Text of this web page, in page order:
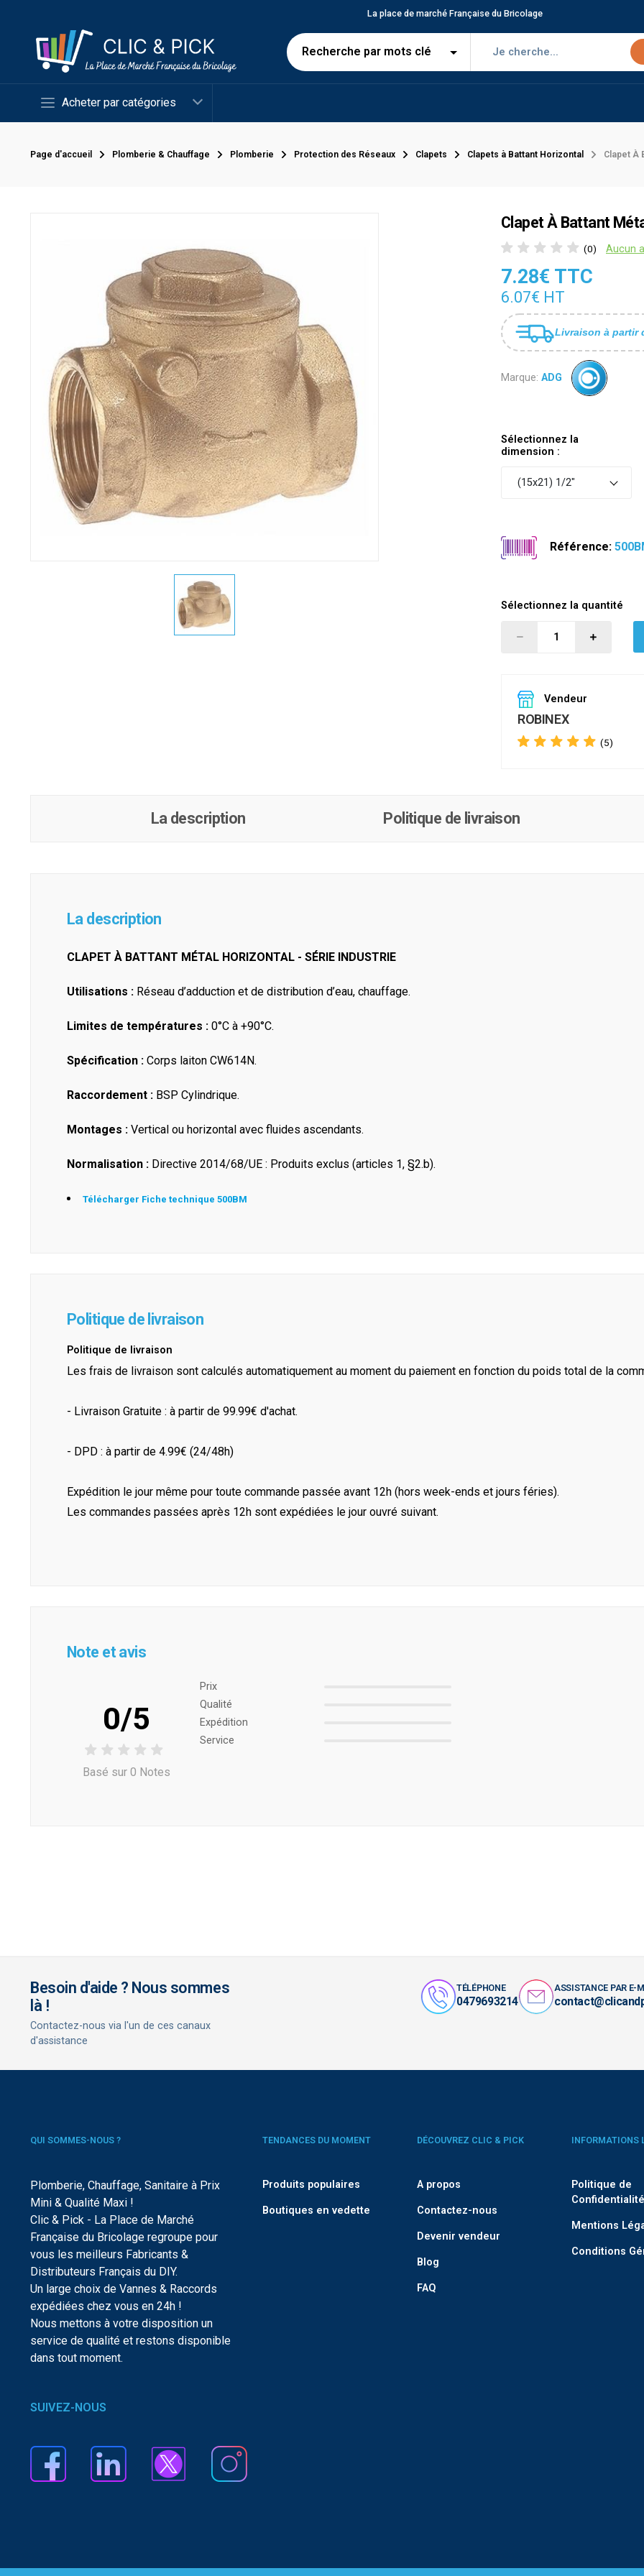
La place de marché Française du Bricolage
Acheter par catégories
Page d'accueil Plomberie & Chauffage Plomberie Protection des Réseaux Clapets Clapets à Battant Horizontal Clapet À
Clapet À Battant
(0) Aucun
7.28€ TTC
6.07€ HT
Livraison à partir
Marque: ADG
Sélectionnez la
dimension :
(15x21) 1/2"
Référence:
Sélectionnez la quantité
Vendeur
ROBINEX
(5)
La description Politique de livraison
La description
CLAPET À BATTANT MÉTAL HORIZONTAL - SÉRIE INDUSTRIE
Utilisations : Réseau d’adduction et de distribution d’eau, chauffage.
Limites de températures : 0°C à +90°C.
Spécification : Corps laiton CW614N.
Raccordement : BSP Cylindrique.
Montages : Vertical ou horizontal avec fluides ascendants.
Normalisation : Directive 2014/68/UE : Produits exclus (articles 1, §2.b).
Télécharger Fiche technique 500BM
Politique de livraison
Politique de livraison
Les frais de livraison sont calculés automatiquement au moment du paiement en fonction du poids total de la
- Livraison Gratuite : à partir de 99.99€ d'achat.
- DPD : à partir de 4.99€ (24/48h)
Expédition le jour même pour toute commande passée avant 12h (hors week-ends et jours féries).
Les commandes passées après 12h sont expédiées le jour ouvré suivant.
Note et avis
0/5
Basé sur 0 Notes
Prix ​​
Qualité
Expédition
Service
Besoin d'aide ? Nous sommes
là !
Contactez-nous via l'un de ces canaux
d'assistance
TÉLÉPHONE
0479693214
ASSISTANCE PAR E-
QUI SOMMES-NOUS ?
Plomberie, Chauffage, Sanitaire à Prix
Mini & Qualité Maxi !
Clic & Pick - La Place de Marché
Française du Bricolage regroupe pour
vous les meilleurs Fabricants &
Distributeurs Français du DIY.
Un large choix de Vannes & Raccords
expédiées chez vous en 24h !
Nous mettons à votre disposition un
service de qualité et restons disponible
dans tout moment.
TENDANCES DU MOMENT
Produits populaires
Boutiques en vedette
DÉCOUVREZ CLIC & PICK
A propos
Contactez-nous
Devenir vendeur
Blog
FAQ
INFORMATIONS
Politique de
Confidentialité
Mentions
Conditions
SUIVEZ-NOUS